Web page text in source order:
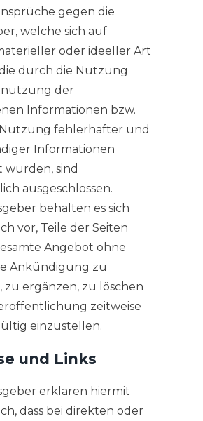
gegen die
welche sich auf
oder ideeller Art
durch die Nutzung
der
Informationen bzw.
fehlerhafter und
Informationen
wurden, sind
ausgeschlossen.
behalten es sich
vor, Teile der Seiten
Angebot ohne
Ankündigung zu
zu ergänzen, zu löschen
zeitweise
einzustellen.
und Links
erklären hiermit
dass bei direkten oder